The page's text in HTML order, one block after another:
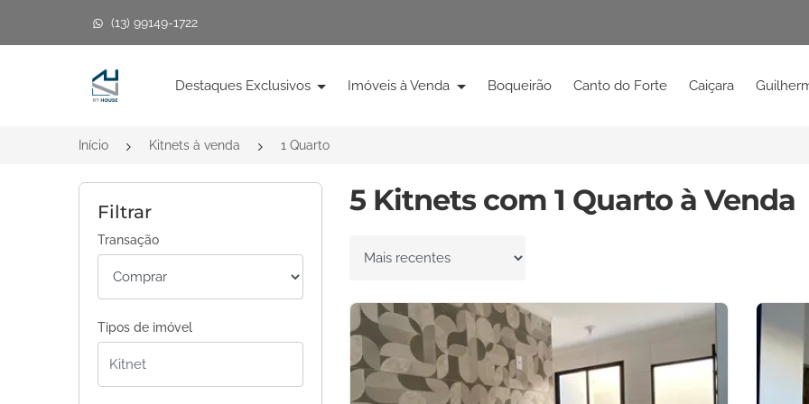
(13) 99149-1722
Página inicial
Destaques Exclusivos Imóveis à Venda Boqueirão Canto do Forte Caiçara
Início Kitnets à venda 1 Quarto
Filtrar
Transação
Tipos de imóvel
5 Kitnets com 1 Quarto à Venda
Ordenar por